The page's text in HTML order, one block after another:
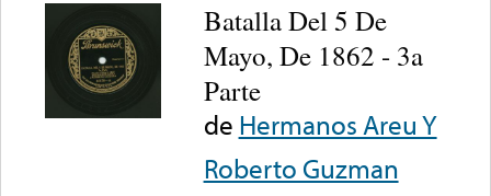
Batalla Del 5 De
Mayo, De 1862 - 3a
Parte
de Hermanos Areu Y
Roberto Guzman